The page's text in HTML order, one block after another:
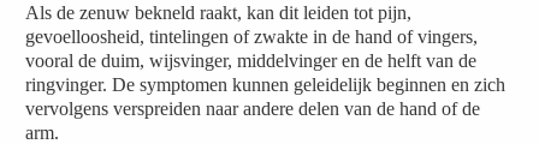
Als de zenuw bekneld raakt, kan dit leiden tot pijn,
gevoelloosheid, tintelingen of zwakte in de hand of vingers,
vooral de duim, wijsvinger, middelvinger en de helft van de
ringvinger. De symptomen kunnen geleidelijk beginnen en zich
vervolgens verspreiden naar andere delen van de hand of de
arm.